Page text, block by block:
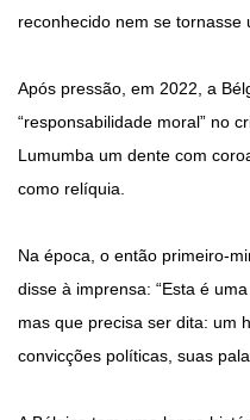
reconhecido nem se tornasse
Após pressão, em 2022, a
“responsabilidade moral” no
Lumumba um dente com
como relíquia.
Na época, o então primeiro-
disse à imprensa: “Esta é
mas que precisa ser dita: um
convicções políticas, suas